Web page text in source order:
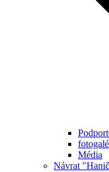
Média
Návrat